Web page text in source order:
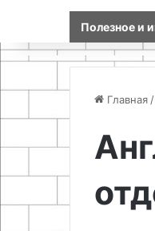
Полезное и
Главная /